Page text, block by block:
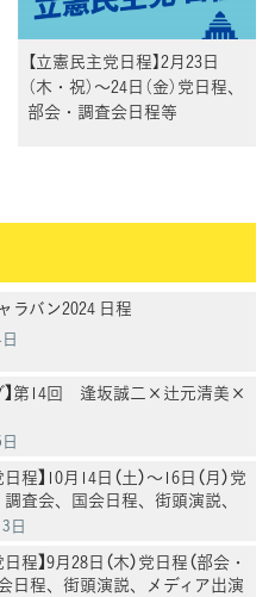
【立憲民主党日程】2月23日
（木・祝）～24日（金）党日程、
部会・調査会日程等
ラバン2024 日程
】第14回 逢坂誠二×辻元清美×
程】10月14日（土）～16日（月）党
調査会、国会日程、街頭演説、
）
日
程】9月28日（木）党日程（部会・
日程、街頭演説、メディア出演